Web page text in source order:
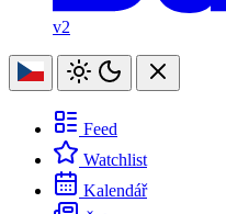
v2
Feed
Watchlist
Kalendář